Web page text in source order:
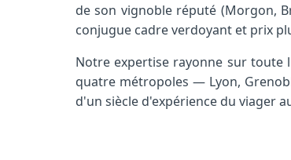
de son vignoble réputé (Morgon,
conjugue cadre verdoyant et prix
Notre expertise rayonne sur toute
quatre métropoles — Lyon,
d'un siècle d'expérience du viager